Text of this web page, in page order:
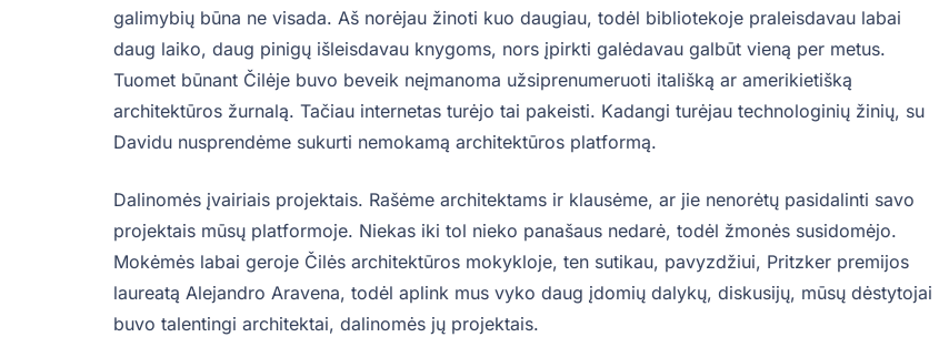
galimybių būna ne visada. Aš norėjau žinoti kuo daugiau, todėl bibliotekoje praleisdavau labai
daug laiko, daug pinigų išleisdavau knygoms, nors įpirkti galėdavau galbūt vieną per metus.
Tuomet būnant Čilėje buvo beveik neįmanoma užsiprenumeruoti itališką ar amerikietišką
architektūros žurnalą. Tačiau internetas turėjo tai pakeisti. Kadangi turėjau technologinių žinių, su
Davidu nusprendėme sukurti nemokamą architektūros platformą.
Dalinomės įvairiais projektais. Rašėme architektams ir klausėme, ar jie nenorėtų pasidalinti savo
projektais mūsų platformoje. Niekas iki tol nieko panašaus nedarė, todėl žmonės susidomėjo.
Mokėmės labai geroje Čilės architektūros mokykloje, ten sutikau, pavyzdžiui, Pritzker premijos
laureatą Alejandro Aravena, todėl aplink mus vyko daug įdomių dalykų, diskusijų, mūsų dėstytojai
buvo talentingi architektai, dalinomės jų projektais.